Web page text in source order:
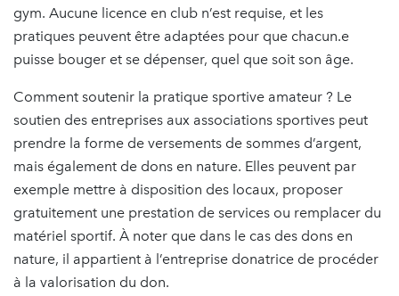
gym. Aucune licence en club n’est requise, et les
pratiques peuvent être adaptées pour que chacun.e
puisse bouger et se dépenser, quel que soit son âge.
Comment soutenir la pratique sportive amateur ? Le
soutien des entreprises aux associations sportives peut
prendre la forme de versements de sommes d’argent,
mais également de dons en nature. Elles peuvent par
exemple mettre à disposition des locaux, proposer
gratuitement une prestation de services ou remplacer du
matériel sportif. À noter que dans le cas des dons en
nature, il appartient à l’entreprise donatrice de procéder
à la valorisation du don.